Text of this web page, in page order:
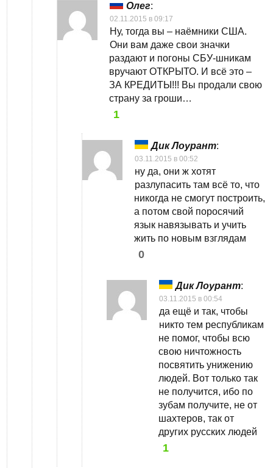
Олег:
02.11.2015 в 09:17
Ну, тогда вы – наёмники США.
Они вам даже свои значки
раздают и погоны СБУ-шникам
вручают ОТКРЫТО. И всё это –
ЗА КРЕДИТЫ!!! Вы продали свою
страну за гроши…
1
Дик Лоурант:
03.11.2015 в 00:52
ну да, они ж хотят
разлупасить там всё то, что
никогда не смогут построить,
а потом свой поросячий
язык навязывать и учить
жить по новым взглядам
0
Дик Лоурант:
03.11.2015 в 00:54
да ещё и так, чтобы
никто тем республикам
не помог, чтобы всю
свою ничтожность
посвятить унижению
людей. Вот только так
не получится, ибо по
зубам получите, не от
шахтеров, так от
других русских людей
1